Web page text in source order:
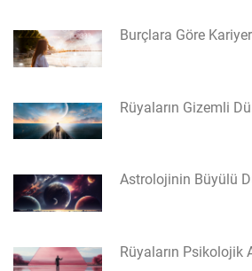
Burçlara Göre
Rüyaların Gizemli
Astrolojinin Büyülü
Rüyaların Psikolojik